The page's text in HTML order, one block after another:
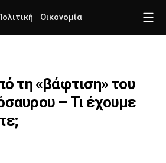
Οικονομία
τη «βάφτιση» του
– Τι έχουμε